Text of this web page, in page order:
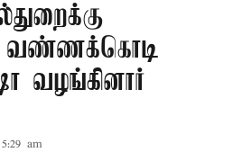
வண்ணக்கொடி
வழங்கினார்
am